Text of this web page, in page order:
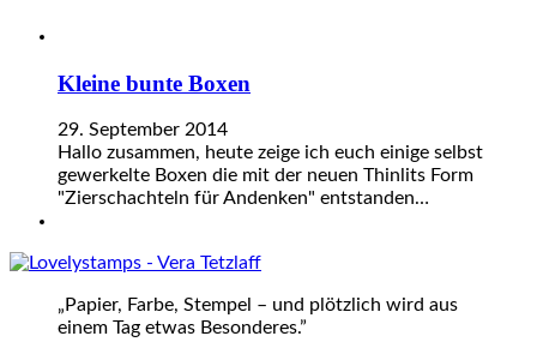
Kleine bunte Boxen
29. September 2014
Hallo zusammen, heute zeige ich euch einige selbst
gewerkelte Boxen die mit der neuen Thinlits Form
"Zierschachteln für Andenken" entstanden…
„Papier, Farbe, Stempel – und plötzlich wird aus
einem Tag etwas Besonderes.”